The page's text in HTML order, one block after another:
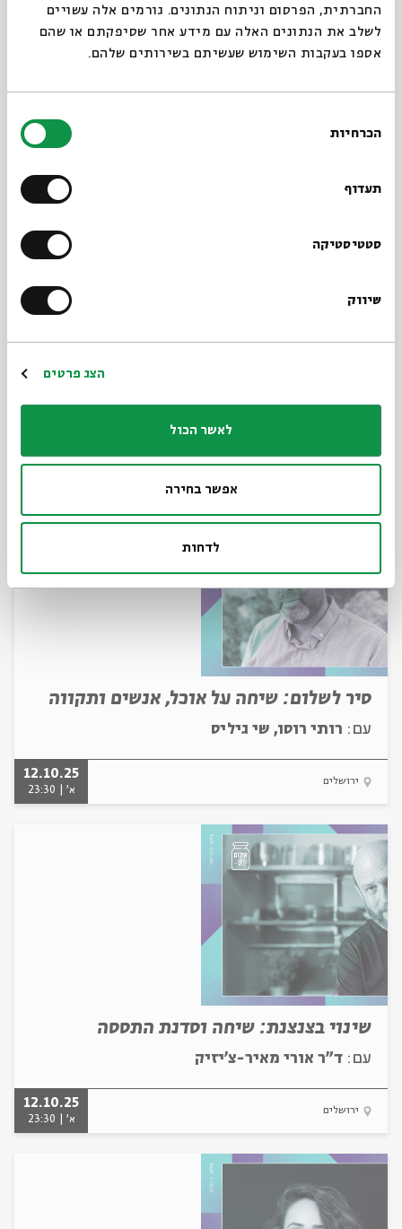
החברתית, הפרסום וניתוח הנתונים. גורמים אלה עשויים
לשלב את הנתונים האלה עם מידע אחר שסיפקתם או שהם
אספו בעקבות השימוש שעשיתם בשירותים שלהם.
הסכמה
הכרחיות
תעדוף
סטטיסטיקה
שיווק
הצג פרטים
לאשר הכול
אפשר בחירה
לדחות
נִפְתַּח וְנִגְלֶה: הליכה בדרך, פתיחות
והשתנות בזוהר ובבודהיזם
א' | 22:15
שיהיה לנו בהנצחה: מופע רב תחומי
עם:נוגה פרידמן, ורד פיקר
א' | 22:15
סיר לשלום: שיחה על אוכל, אנשים ותקווה
עם: רותי רוסו, שי גיליס
ירושלים
12.10.25
א' | 23:30
שינוי בצנצנת: שיחה וסדנת התססה
עם: ד"ר אורי מאיר-צ'יזיק
ירושלים
12.10.25
א' | 23:30